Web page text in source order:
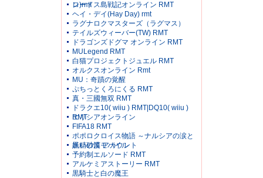
ン)rmt
ロードス島戦記オンライン RMT
ヘイ・デイ(Hay Day) rmt
ラグナロクマスターズ（ラグマス）
テイルズウィーバー(TW) RMT
ドラゴンズドグマ オンライン RMT
MULegend RMT
白猫プロジェクトジュエル RMT
オルクスオンライン Rmt
MU：奇蹟の覚醒
ぷちっとくろにくる RMT
真・三國無双 RMT
ドラクエ10( wiiu ) RMT|DQ10( wiiu )
RMT
エリシアオンライン
FIFA18 RMT
ポポロクロイス物語 ～ナルシアの涙と
妖精の笛 アカウント
黒い砂漠モバイル
予約制エルソード RMT
アルケミアストーリー RMT
黒騎士と白の魔王